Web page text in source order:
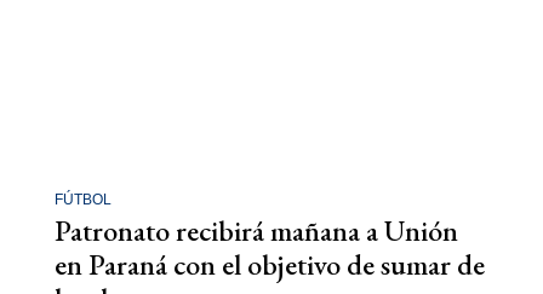
FÚTBOL
Patronato recibirá mañana a Unión
en Paraná con el objetivo de sumar de